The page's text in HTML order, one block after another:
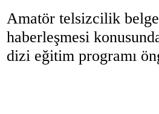
Amatör telsizcilik
haberleşmesi
dizi eğitim programı